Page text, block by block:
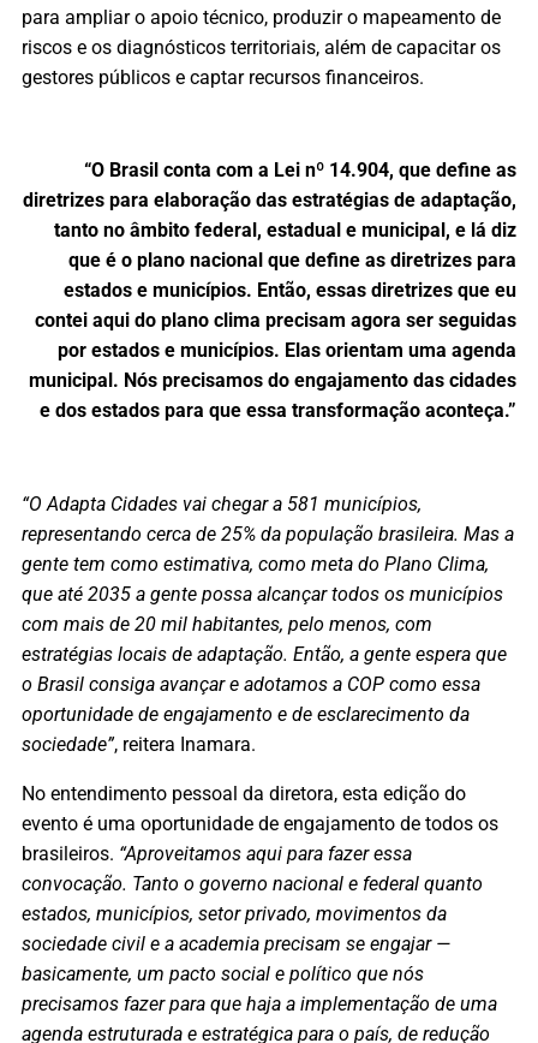
para ampliar o apoio técnico, produzir o mapeamento de
riscos e os diagnósticos territoriais, além de capacitar os
gestores públicos e captar recursos financeiros.
“O Brasil conta com a Lei nº 14.904, que define as
diretrizes para elaboração das estratégias de adaptação,
tanto no âmbito federal, estadual e municipal, e lá diz
que é o plano nacional que define as diretrizes para
estados e municípios. Então, essas diretrizes que eu
contei aqui do plano clima precisam agora ser seguidas
por estados e municípios. Elas orientam uma agenda
municipal. Nós precisamos do engajamento das cidades
e dos estados para que essa transformação aconteça.”
“O Adapta Cidades vai chegar a 581 municípios,
representando cerca de 25% da população brasileira. Mas a
gente tem como estimativa, como meta do Plano Clima,
que até 2035 a gente possa alcançar todos os municípios
com mais de 20 mil habitantes, pelo menos, com
estratégias locais de adaptação. Então, a gente espera que
o Brasil consiga avançar e adotamos a COP como essa
oportunidade de engajamento e de esclarecimento da
sociedade”, reitera Inamara.
No entendimento pessoal da diretora, esta edição do
evento é uma oportunidade de engajamento de todos os
brasileiros. “Aproveitamos aqui para fazer essa
convocação. Tanto o governo nacional e federal quanto
estados, municípios, setor privado, movimentos da
sociedade civil e a academia precisam se engajar —
basicamente, um pacto social e político que nós
precisamos fazer para que haja a implementação de uma
agenda estruturada e estratégica para o país, de redução